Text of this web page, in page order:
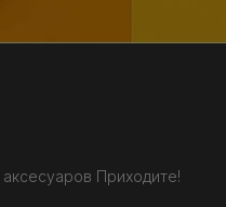
Приходите!